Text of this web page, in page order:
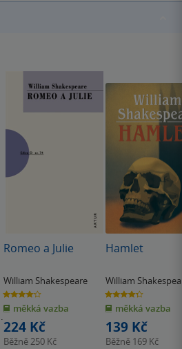
Romeo a Julie
William Shakespeare
4.1
z
5
hvězdiček
měkká vazba
224 Kč
Běžně250 Kč
Hamlet
William
4.3
z
5
hvězdiček
měkká vazba
139 Kč
Běžně 169 Kč